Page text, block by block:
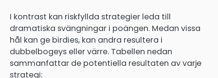
I kontrast kan riskfyllda strategier leda till
dramatiska svängningar i poängen. Medan vissa
hål kan ge birdies, kan andra resultera i
dubbelbogeys eller värre. Tabellen nedan
sammanfattar de potentiella resultaten av varje
strategi: